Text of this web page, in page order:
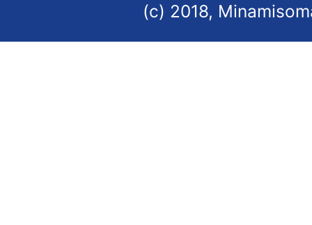
(c) 2018,